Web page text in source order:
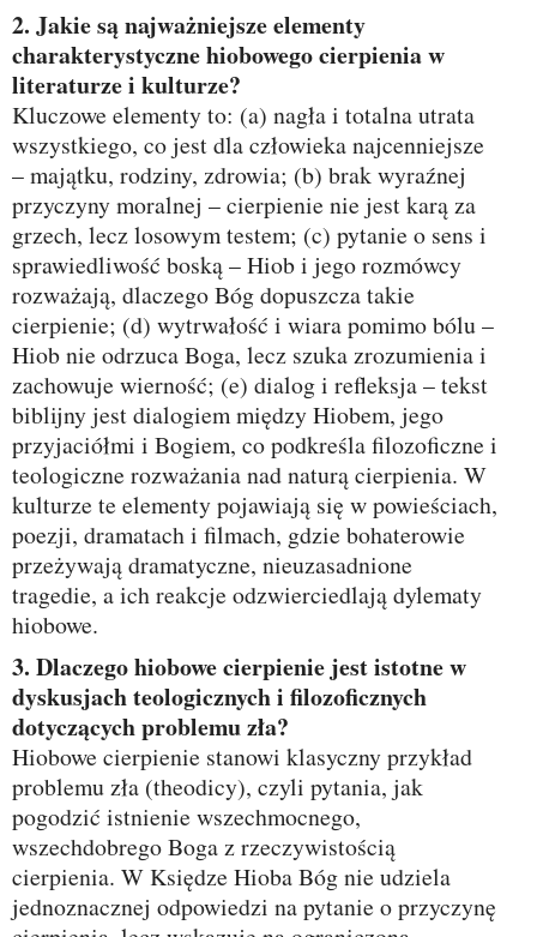
2. Jakie są najważniejsze elementy
charakterystyczne hiobowego cierpienia w
literaturze i kulturze?
Kluczowe elementy to: (a) nagła i totalna utrata
wszystkiego, co jest dla człowieka najcenniejsze
– majątku, rodziny, zdrowia; (b) brak wyraźnej
przyczyny moralnej – cierpienie nie jest karą za
grzech, lecz losowym testem; (c) pytanie o sens i
sprawiedliwość boską – Hiob i jego rozmówcy
rozważają, dlaczego Bóg dopuszcza takie
cierpienie; (d) wytrwałość i wiara pomimo bólu –
Hiob nie odrzuca Boga, lecz szuka zrozumienia i
zachowuje wierność; (e) dialog i refleksja – tekst
biblijny jest dialogiem między Hiobem, jego
przyjaciółmi i Bogiem, co podkreśla filozoficzne i
teologiczne rozważania nad naturą cierpienia. W
kulturze te elementy pojawiają się w powieściach,
poezji, dramatach i filmach, gdzie bohaterowie
przeżywają dramatyczne, nieuzasadnione
tragedie, a ich reakcje odzwierciedlają dylematy
hiobowe.
3. Dlaczego hiobowe cierpienie jest istotne w
dyskusjach teologicznych i filozoficznych
dotyczących problemu zła?
Hiobowe cierpienie stanowi klasyczny przykład
problemu zła (theodicy), czyli pytania, jak
pogodzić istnienie wszechmocnego,
wszechdobrego Boga z rzeczywistością
cierpienia. W Księdze Hioba Bóg nie udziela
jednoznacznej odpowiedzi na pytanie o przyczynę